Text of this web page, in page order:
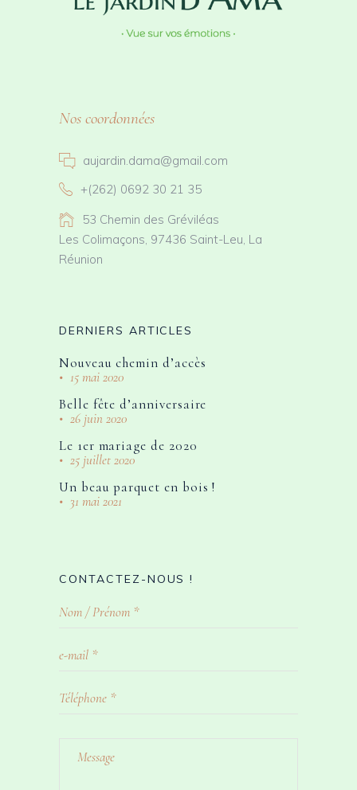
Nos coordonnées
aujardin.dama@gmail.com
+(262) 0692 30 21 35
53 Chemin des Gréviléas
Les Colimaçons, 97436 Saint-Leu, La
Réunion
DERNIERS ARTICLES
Nouveau chemin d’accès
15 mai 2020
Belle fête d’anniversaire
26 juin 2020
Le 1er mariage de 2020
25 juillet 2020
Un beau parquet en bois !
31 mai 2021
CONTACTEZ-NOUS !